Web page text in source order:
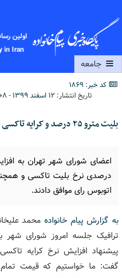
اولین
in Iran
جامعه
کد خبر: 1869
تاریخ انتشار: ۱۲ اسفند ۱۳۹۹ - ۱۹:۰۸
بلیت مترو ۲۵ درصد و کرایه تاکسی ۳۵ درصد گران شد
اتوبوس رای موافق دادند.
به گزارش پیام خانواده محمد
پیشنهاد افزایش نرخ کرایه
گفت: ما خواستیم که قیمت